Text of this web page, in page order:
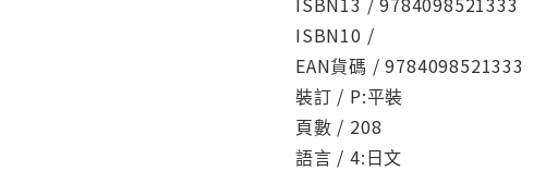
ISBN10 /
EAN貨碼 / 9784098521333
裝訂 / P:平裝
頁數 / 208
語言 / 4:日文